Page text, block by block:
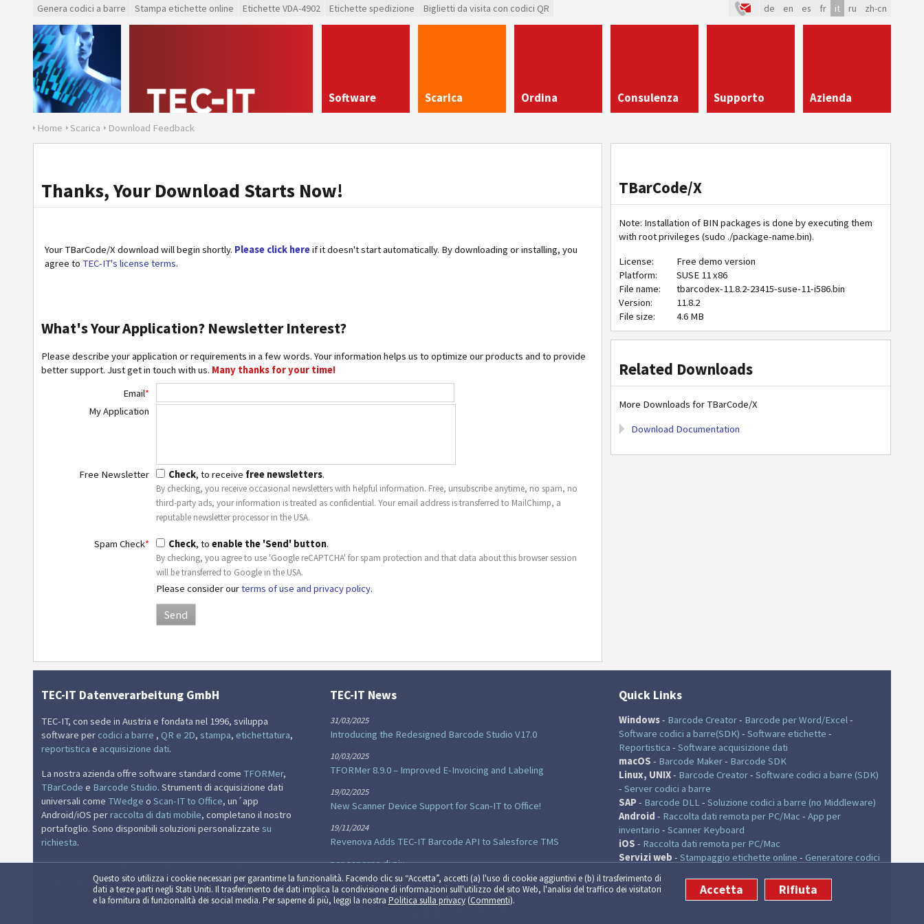
Questo sito utilizza i cookie necessari per garantirne la funzionalità. Facendo clic su “Accetta”, accetti (a) l'uso di cookie aggiuntivi e (b) il trasferimento di
dati a terze parti negli Stati Uniti. Il trasferimento dei dati implica la condivisione di informazioni sull'utilizzo del sito Web, l'analisi del traffico dei visitatori
e la fornitura di funzionalità dei social media. Per saperne di più, leggi la nostra Politica sulla privacy(Commenti).
Accetta Rifiuta
Genera codici a barre Stampa etichette online Etichette VDA-4902 Etichette spedizione Biglietti da visita con codici QR de en es fr it ru zh-cn
Software Scarica Ordina Consulenza Supporto Azienda
Home Scarica Download Feedback
Thanks, Your Download Starts Now!
Your TBarCode/X download will begin shortly. Please click hereif it doesn't start automatically. By downloading or installing, you
agree to TEC-IT's license terms.
What's Your Application? Newsletter Interest?
Please describe your application or requirements in a few words. Your information helps us to optimize our products and to provide
better support. Just get in touch with us. Many thanks for your time!
Email*
My Application
Free Newsletter Check, to receive free newsletters.
By checking, you receive occasional newsletters with helpful information. Free, unsubscribe anytime, no spam, no
third-party ads, your information is treated as confidential. Your email address is transferred to MailChimp, a
reputable newsletter processor in the USA.
Spam Check* Check, to enable the 'Send' button.
By checking, you agree to use 'Google reCAPTCHA' for spam protection and that data about this browser session
will be transferred to Google in the USA.
Please consider ourterms of use and privacy policy.
TBarCode/X
Note: Installation of BIN packages is done by executing them
with root privileges (sudo ./package-name.bin).
License:
Free demo version
Platform:
SUSE 11 x86
File name:
tbarcodex-11.8.2-23415-suse-11-i586.bin
Version:
11.8.2
File size:
4.6 MB
Related Downloads
More Downloads for TBarCode/X
Download Documentation
TEC-IT Datenverarbeitung GmbH
TEC-IT, con sede in Austria e fondata nel 1996, sviluppa
software per codici a barre , QR e 2D, stampa, etichettatura,
reportistica e acquisizione dati.
La nostra azienda offre software standard come TFORMer,
TBarCode e Barcode Studio. Strumenti di acquisizione dati
universali come TWedge o Scan-IT to Office, un´app
Android/iOS perraccolta di dati mobile, completano il nostro
portafoglio. Sono disponibili soluzioni personalizzate su
richiesta.
Stai cercando un software di alta qualità – TEC-IT ti soddisferà
completamente.
TEC-IT News
31/03/2025
Introducing the Redesigned Barcode Studio V17.0
10/03/2025
TFORMer 8.9.0 – Improved E-Invoicing and Labeling
19/02/2025
New Scanner Device Support for Scan-IT to Office!
19/11/2024
Revenova Adds TEC-IT Barcode API to Salesforce TMS
per saperne di piu...
Quick Links
Windows- Barcode Creator- Barcode per Word/Excel-
Software codici a barre(SDK) - Software etichette -
Reportistica - Software acquisizione dati
macOS - Barcode Maker- Barcode SDK
Linux, UNIX- Barcode Creator- Software codici a barre (SDK)
- Server codici a barre
SAP- Barcode DLL- Soluzione codici a barre (no Middleware)
Android - Raccolta dati remota per PC/Mac - App per
inventario - Scanner Keyboard
iOS - Raccolta dati remota per PC/Mac
Servizi web - Stampaggio etichette online - Generatore codici